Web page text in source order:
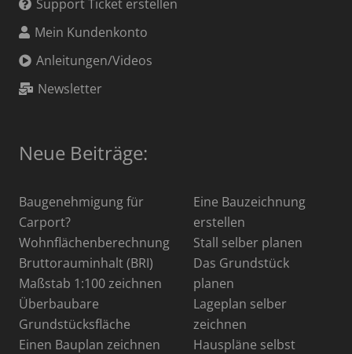
Support Ticket erstellen
Mein Kundenkonto
Anleitungen/Videos
Newsletter
Neue Beiträge:
Baugenehmigung für
Carport?
Wohnflächenberechnung
Bruttorauminhalt (BRI)
Maßstab 1:100 zeichnen
Überbaubare
Grundstücksfläche
Einen Bauplan zeichnen
Eine Bauzeichnung
erstellen
Stall selber planen
Das Grundstück
planen
Lageplan selber
zeichnen
Hauspläne selbst